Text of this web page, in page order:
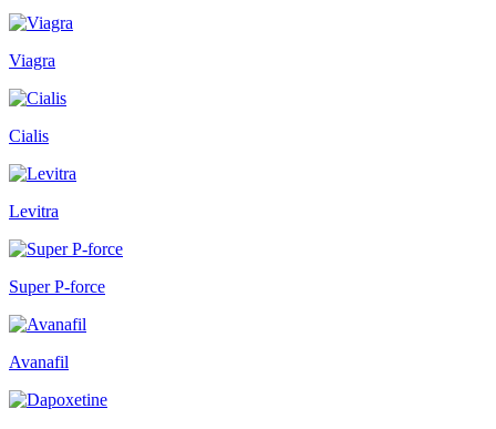
Viagra
Cialis
Levitra
Super P-force
Avanafil